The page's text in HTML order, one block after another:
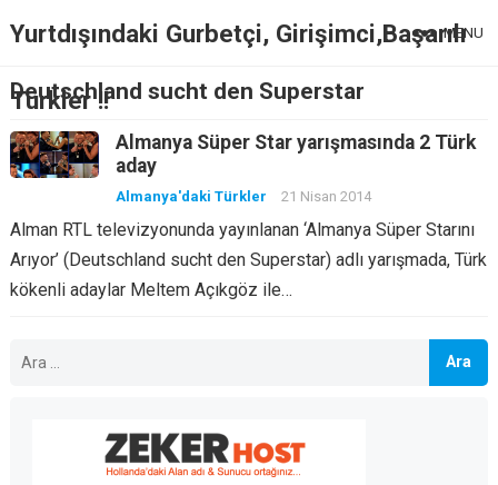
Yurtdışındaki Gurbetçi, Girişimci,Başarılı
Türkler !!
MENU
Deutschland sucht den Superstar
Almanya Süper Star yarışmasında 2 Türk
aday
Almanya'daki Türkler 21 Nisan 2014
Alman RTL televizyonunda yayınlanan ‘Almanya Süper Starını
Arıyor’ (Deutschland sucht den Superstar) adlı yarışmada, Türk
kökenli adaylar Meltem Açıkgöz ile…